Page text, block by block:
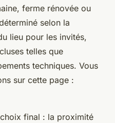
ferme rénovée ou
selon la
lieu pour les invités,
telles que
techniques. Vous
sur cette page :
final : la proximité